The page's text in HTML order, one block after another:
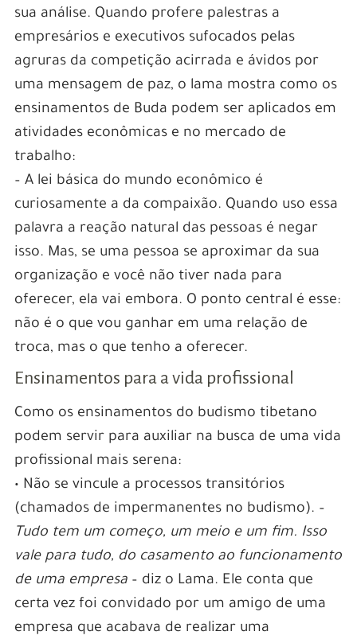
sua análise. Quando profere palestras a
empresários e executivos sufocados pelas
agruras da competição acirrada e ávidos por
uma mensagem de paz, o lama mostra como os
ensinamentos de Buda podem ser aplicados em
atividades econômicas e no mercado de
trabalho:
– A lei básica do mundo econômico é
curiosamente a da compaixão. Quando uso essa
palavra a reação natural das pessoas é negar
isso. Mas, se uma pessoa se aproximar da sua
organização e você não tiver nada para
oferecer, ela vai embora. O ponto central é esse:
não é o que vou ganhar em uma relação de
troca, mas o que tenho a oferecer.
Ensinamentos para a vida profissional
Como os ensinamentos do budismo tibetano
podem servir para auxiliar na busca de uma vida
profissional mais serena:
• Não se vincule a processos transitórios
(chamados de impermanentes no budismo). –
Tudo tem um começo, um meio e um fim. Isso
vale para tudo, do casamento ao funcionamento
de uma empresa – diz o Lama. Ele conta que
certa vez foi convidado por um amigo de uma
empresa que acabava de realizar uma